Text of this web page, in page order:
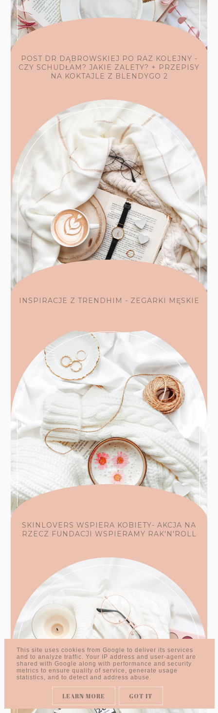
POST DR DĄBROWSKIEJ PO RAZ KOLEJNY -
CZY SCHUDŁAM? JAKIE ZALETY? + PRZEPISY
NA KOKTAJLE Z BLENDYGO 2
INSPIRACJE Z TRENDHIM - ZEGARKI MĘSKIE
SKINLOVERS WSPIERA KOBIETY- AKCJA NA
RZECZ FUNDACJI WSPIERAMY RAK'N'ROLL
This site uses cookies from Google to deliver its services
and to analyze traffic. Your IP address and user-agent are
shared with Google along with performance and security
metrics to ensure quality of service, generate usage
statistics, and to detect and address abuse.
LEARN MORE GOT IT